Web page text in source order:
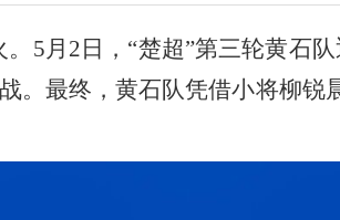
5月2日，“楚超”第三轮黄石
。最终，黄石队凭借小将柳锐